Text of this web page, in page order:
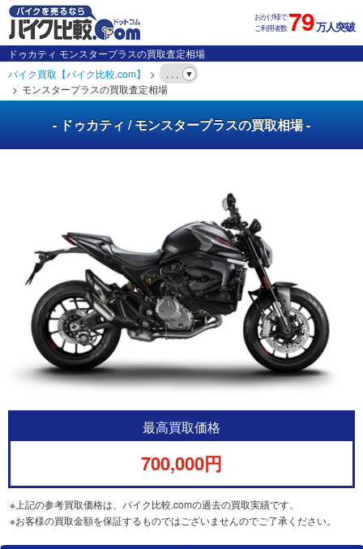
おかげ様で
ご利用者数79万人突破
ドゥカティ モンスタープラスの買取査定相場
バイク買取【バイク比較.com】
. . .
モンスタープラスの買取査定相場
- ドゥカティ / モンスタープラスの買取相場 -
最高買取価格
700,000円
※上記の参考買取価格は、バイク比較.comの過去の買取実績です。
※お客様の買取金額を保証するものではございませんのでご了承ください。